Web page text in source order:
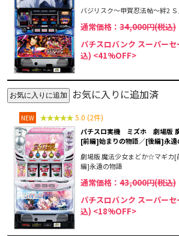
バジリスク～甲賀忍法帖～絆2 Ｓ
通常価格： 34,000円(税込)
パチスロバンク スーパー
込) <41%OFF>
お気に入りに追加済
NEW 5.0 (2件)
パチスロ実機 ミズホ 劇場版
[前編]始まりの物語／[後編]永遠
劇場版 魔法少女まどか☆マギカ
編]永遠の物語
通常価格： 43,000円(税込)
パチスロバンク スーパー
込) <18%OFF>